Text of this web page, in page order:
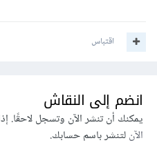
اقتباس
انضم إلى النقاش
يمكنك أن تنشر الآن وتسجل لاحقًا.
الآنلتنشر باسم حسابك.